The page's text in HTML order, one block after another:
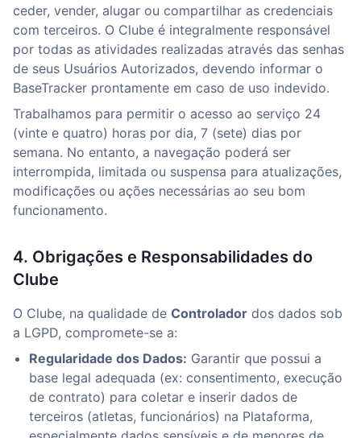
ceder, vender, alugar ou compartilhar as credenciais
com terceiros. O Clube é integralmente responsável
por todas as atividades realizadas através das senhas
de seus Usuários Autorizados, devendo informar o
BaseTracker prontamente em caso de uso indevido.
Trabalhamos para permitir o acesso ao serviço 24
(vinte e quatro) horas por dia, 7 (sete) dias por
semana. No entanto, a navegação poderá ser
interrompida, limitada ou suspensa para atualizações,
modificações ou ações necessárias ao seu bom
funcionamento.
4. Obrigações e Responsabilidades do
Clube
O Clube, na qualidade de Controlador dos dados sob
a LGPD, compromete-se a:
Regularidade dos Dados: Garantir que possui a
base legal adequada (ex: consentimento, execução
de contrato) para coletar e inserir dados de
terceiros (atletas, funcionários) na Plataforma,